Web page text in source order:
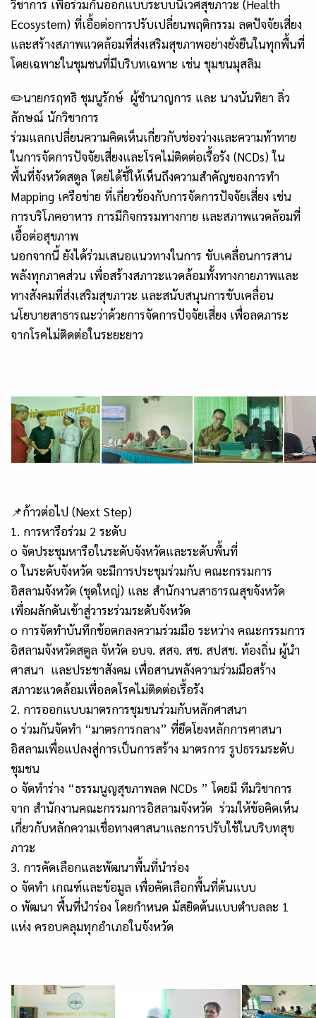
วิชาการ เพื่อร่วมกันออกแบบระบบนิเวศสุขภาวะ (Health
Ecosystem) ที่เอื้อต่อการปรับเปลี่ยนพฤติกรรม ลดปัจจัยเสี่ยง
และสร้างสภาพแวดล้อมที่ส่งเสริมสุขภาพอย่างยั่งยืนในทุกพื้นที่
โดยเฉพาะในชุมชนที่มีบริบทเฉพาะ เช่น ชุมชนมุสลิม
✏️นายกรฤทธิ ชุมนูรักษ์ ผู้ชำนาญการ และ นางนันทิยา ลิ่ว
ลักษณ์ นักวิชาการ
ร่วมแลกเปลี่ยนความคิดเห็นเกี่ยวกับช่องว่างและความท้าทาย
ในการจัดการปัจจัยเสี่ยงและโรคไม่ติดต่อเรื้อรัง (NCDs) ใน
พื้นที่จังหวัดสตูล โดยได้ชี้ให้เห็นถึงความสำคัญของการทำ
Mapping เครือข่าย ที่เกี่ยวข้องกับการจัดการปัจจัยเสี่ยง เช่น
การบริโภคอาหาร การมีกิจกรรมทางกาย และสภาพแวดล้อมที่
เอื้อต่อสุขภาพ
นอกจากนี้ ยังได้ร่วมเสนอแนวทางในการ ขับเคลื่อนการสาน
พลังทุกภาคส่วน เพื่อสร้างสภาวะแวดล้อมทั้งทางกายภาพและ
ทางสังคมที่ส่งเสริมสุขภาวะ และสนับสนุนการขับเคลื่อน
นโยบายสาธารณะว่าด้วยการจัดการปัจจัยเสี่ยง เพื่อลดภาระ
จากโรคไม่ติดต่อในระยะยาว
📌ก้าวต่อไป (Next Step)
1. การหารือร่วม 2 ระดับ
o จัดประชุมหารือในระดับจังหวัดและระดับพื้นที่
o ในระดับจังหวัด จะมีการประชุมร่วมกับ คณะกรรมการ
อิสลามจังหวัด (ชุดใหญ่) และ สำนักงานสาธารณสุขจังหวัด
เพื่อผลักดันเข้าสู่วาระร่วมระดับจังหวัด
o การจัดทำบันทึกข้อตกลงความร่วมมือ ระหว่าง คณะกรรมการ
อิสลามจังหวัดสตูล จัหวัด อบจ. สสจ. สช. สปสช. ท้องถิ่น ผู้นำ
ศาสนา และประชาสังคม เพื่อสานพลังความร่วมมือสร้าง
สภาวะแวดล้อมเพื่อลดโรคไม่ติดต่อเรื้อรัง
2. การออกแบบมาตรการชุมชนร่วมกับหลักศาสนา
o ร่วมกันจัดทำ “มาตรการกลาง” ที่ยึดโยงหลักการศาสนา
อิสลามเพื่อแปลงสู่การเป็นการสร้าง มาตรการ รูปธรรมระดับ
ชุมชน
o จัดทำร่าง “ธรรมนูญสุขภาพลด NCDs ” โดยมี ทีมวิชาการ
จาก สำนักงานคณะกรรมการอิสลามจังหวัด ร่วมให้ข้อคิดเห็น
เกี่ยวกับหลักความเชื่อทางศาสนาและการปรับใช้ในบริบทสุข
ภาวะ
3. การคัดเลือกและพัฒนาพื้นที่นำร่อง
o จัดทำ เกณฑ์และข้อมูล เพื่อคัดเลือกพื้นที่ต้นแบบ
o พัฒนา พื้นที่นำร่อง โดยกำหนด มัสยิดต้นแบบตำบลละ 1
แห่ง ครอบคลุมทุกอำเภอในจังหวัด